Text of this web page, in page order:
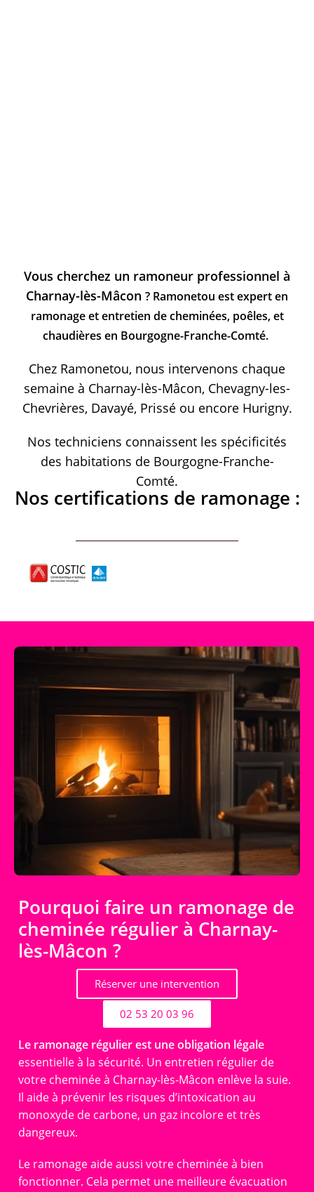
Vous cherchez un ramoneur professionnel à
Charnay-lès-Mâcon ? Ramonetou est expert en
ramonage et entretien de cheminées, poêles, et
chaudières en Bourgogne-Franche-Comté.
Chez Ramonetou, nous intervenons chaque
semaine à Charnay-lès-Mâcon, Chevagny-les-
Chevrières, Davayé, Prissé ou encore Hurigny.
Nos techniciens connaissent les spécificités
des habitations de Bourgogne-Franche-
Comté.
Nos certifications de ramonage :
Pourquoi faire un ramonage de
cheminée régulier à Charnay-
lès-Mâcon ?
Réserver une intervention
02 53 20 03 96
Le ramonage régulier est une obligation légale
essentielle à la sécurité. Un entretien régulier de
votre cheminée à Charnay-lès-Mâcon enlève la suie.
Il aide à prévenir les risques d’intoxication au
monoxyde de carbone, un gaz incolore et très
dangereux.
Le ramonage aide aussi votre cheminée à bien
fonctionner. Cela permet une meilleure évacuation